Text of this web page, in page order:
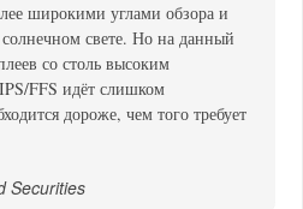
широкими углами обзора и
свете. Но на данный
со столь высоким
FFS идёт слишком
дороже, чем того требует
Securities